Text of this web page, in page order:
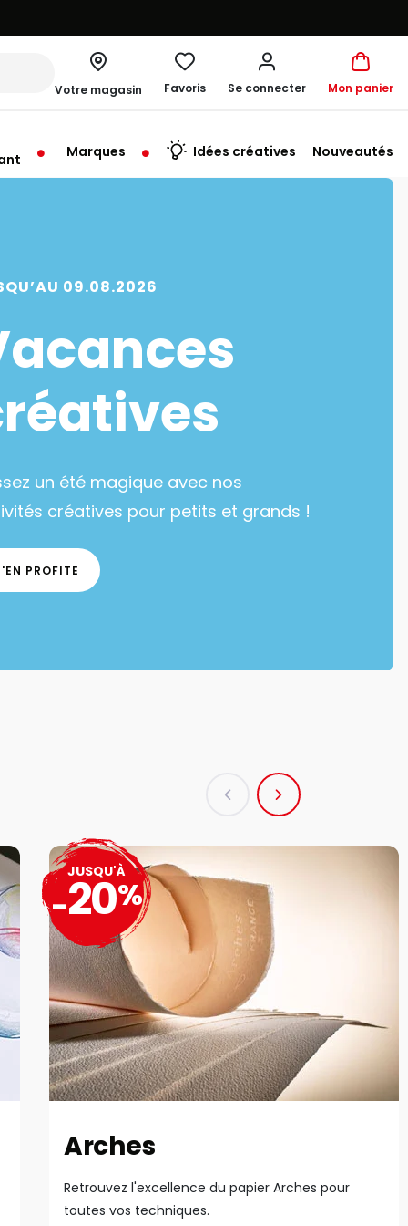
Votre magasin
à 19:30
Favoris Se connecter Mon panier
Marques Idées créatives Nouveautés
09.08.2026
un été magique avec nos
créatives pour petits et grands !
PROFITE
Arches
Retrouvez l'excellence du papier Arches pour
toutes vos techniques.
JUSQU'À
-20%